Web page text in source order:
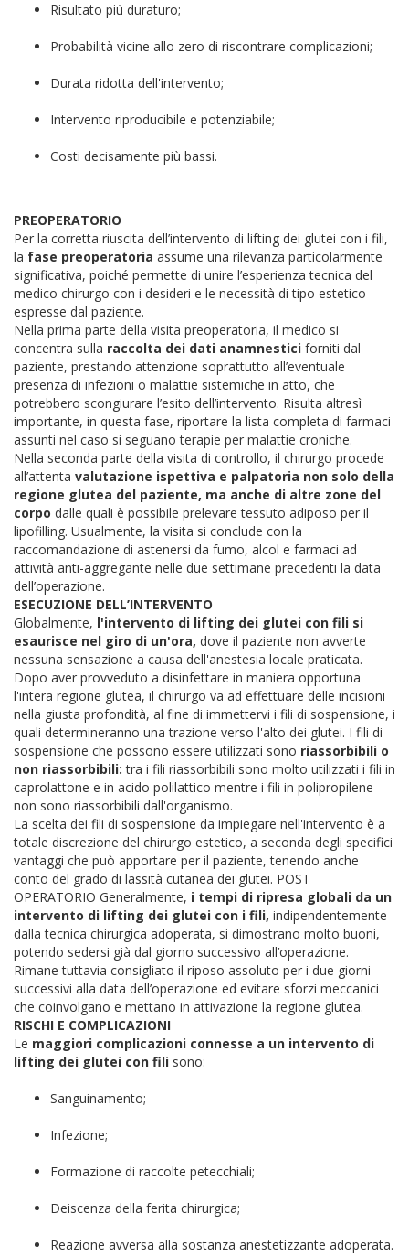
Risultato più duraturo;
Probabilità vicine allo zero di riscontrare complicazioni;
Durata ridotta dell'intervento;
Intervento riproducibile e potenziabile;
Costi decisamente più bassi.
PREOPERATORIO
Per la corretta riuscita dell’intervento di lifting dei glutei con i fili,
la fase preoperatoria assume una rilevanza particolarmente
significativa, poiché permette di unire l’esperienza tecnica del
medico chirurgo con i desideri e le necessità di tipo estetico
espresse dal paziente.
Nella prima parte della visita preoperatoria, il medico si
concentra sulla raccolta dei dati anamnestici forniti dal
paziente, prestando attenzione soprattutto all’eventuale
presenza di infezioni o malattie sistemiche in atto, che
potrebbero scongiurare l’esito dell’intervento. Risulta altresì
importante, in questa fase, riportare la lista completa di farmaci
assunti nel caso si seguano terapie per malattie croniche.
Nella seconda parte della visita di controllo, il chirurgo procede
all’attenta valutazione ispettiva e palpatoria non solo della
regione glutea del paziente, ma anche di altre zone del
corpo dalle quali è possibile prelevare tessuto adiposo per il
lipofilling. Usualmente, la visita si conclude con la
raccomandazione di astenersi da fumo, alcol e farmaci ad
attività anti-aggregante nelle due settimane precedenti la data
dell’operazione.
ESECUZIONE DELL’INTERVENTO
Globalmente, l'intervento di lifting dei glutei con fili si
esaurisce nel giro di un'ora, dove il paziente non avverte
nessuna sensazione a causa dell'anestesia locale praticata.
Dopo aver provveduto a disinfettare in maniera opportuna
l'intera regione glutea, il chirurgo va ad effettuare delle incisioni
nella giusta profondità, al fine di immettervi i fili di sospensione, i
quali determineranno una trazione verso l'alto dei glutei. I fili di
sospensione che possono essere utilizzati sono riassorbibili o
non riassorbibili:tra i fili riassorbibili sono molto utilizzati i fili in
caprolattone e in acido polilattico mentre i fili in polipropilene
non sono riassorbibili dall'organismo.
La scelta dei fili di sospensione da impiegare nell'intervento è a
totale discrezione del chirurgo estetico, a seconda degli specifici
vantaggi che può apportare per il paziente, tenendo anche
conto del grado di lassità cutanea dei glutei. POST
OPERATORIO Generalmente, i tempi di ripresa globali da un
intervento di lifting dei glutei con i fili, indipendentemente
dalla tecnica chirurgica adoperata, si dimostrano molto buoni,
potendo sedersi già dal giorno successivo all’operazione.
Rimane tuttavia consigliato il riposo assoluto per i due giorni
successivi alla data dell’operazione ed evitare sforzi meccanici
che coinvolgano e mettano in attivazione la regione glutea.
RISCHI E COMPLICAZIONI
Le maggiori complicazioni connesse a un intervento di
lifting dei glutei con fili sono:
Sanguinamento;
Infezione;
Formazione di raccolte petecchiali;
Deiscenza della ferita chirurgica;
Reazione avversa alla sostanza anestetizzante adoperata.